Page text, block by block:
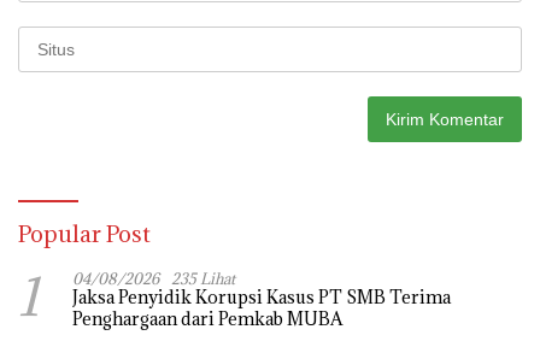
Popular Post
1 04/08/2026 235 Lihat
Jaksa Penyidik Korupsi Kasus PT SMB Terima
Penghargaan dari Pemkab MUBA